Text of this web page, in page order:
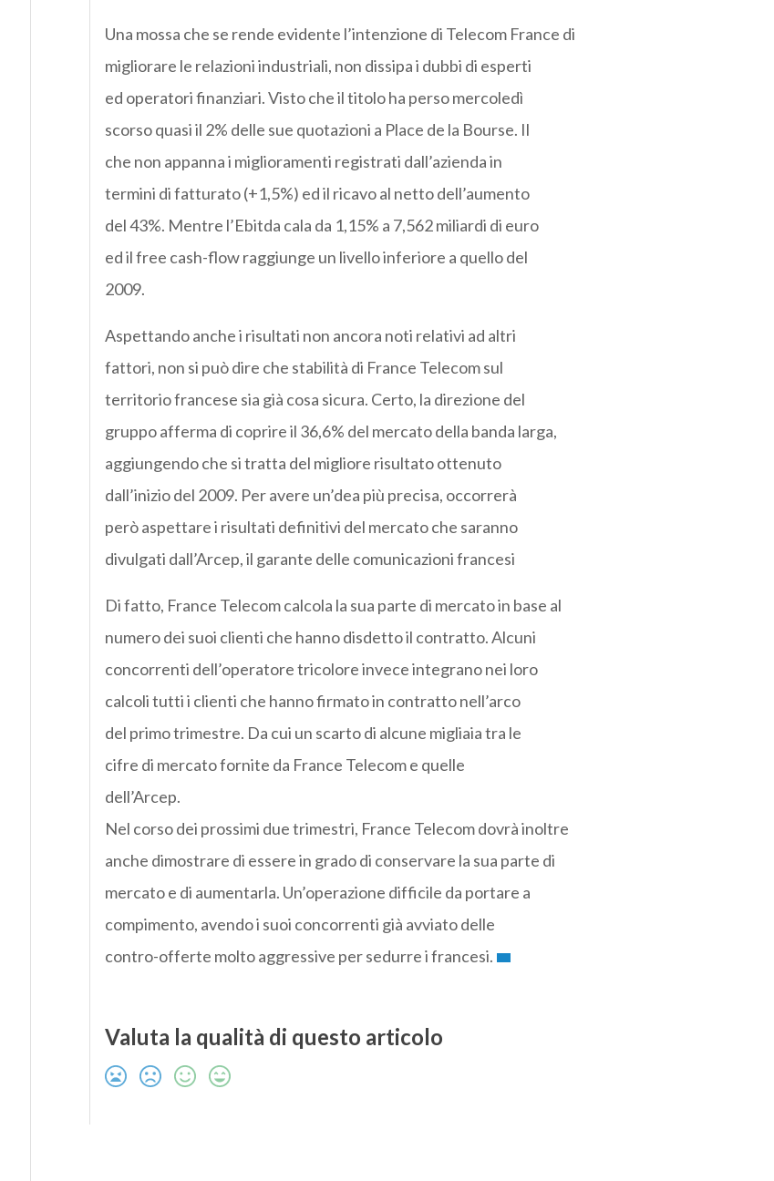
Una mossa che se rende evidente l’intenzione di Telecom France di
migliorare le relazioni industriali, non dissipa i dubbi di esperti
ed operatori finanziari. Visto che il titolo ha perso mercoledì
scorso quasi il 2% delle sue quotazioni a Place de la Bourse. Il
che non appanna i miglioramenti registrati dall’azienda in
termini di fatturato (+1,5%) ed il ricavo al netto dell’aumento
del 43%. Mentre l’Ebitda cala da 1,15% a 7,562 miliardi di euro
ed il free cash-flow raggiunge un livello inferiore a quello del
2009.
Aspettando anche i risultati non ancora noti relativi ad altri
fattori, non si può dire che stabilità di France Telecom sul
territorio francese sia già cosa sicura. Certo, la direzione del
gruppo afferma di coprire il 36,6% del mercato della banda larga,
aggiungendo che si tratta del migliore risultato ottenuto
dall’inizio del 2009. Per avere un’dea più precisa, occorrerà
però aspettare i risultati definitivi del mercato che saranno
divulgati dall’Arcep, il garante delle comunicazioni francesi
Di fatto, France Telecom calcola la sua parte di mercato in base al
numero dei suoi clienti che hanno disdetto il contratto. Alcuni
concorrenti dell’operatore tricolore invece integrano nei loro
calcoli tutti i clienti che hanno firmato in contratto nell’arco
del primo trimestre. Da cui un scarto di alcune migliaia tra le
cifre di mercato fornite da France Telecom e quelle
dell’Arcep.
Nel corso dei prossimi due trimestri, France Telecom dovrà inoltre
anche dimostrare di essere in grado di conservare la sua parte di
mercato e di aumentarla. Un’operazione difficile da portare a
compimento, avendo i suoi concorrenti già avviato delle
contro-offerte molto aggressive per sedurre i francesi.
Valuta la qualità di questo articolo